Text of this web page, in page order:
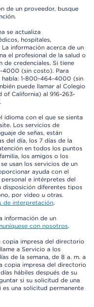
de un proveedor, busque
se actualiza
hospitales,
información acerca de un
el profesional de la salud o
de credenciales. Si tiene
4000 (sin costo). Para
habla: 1-800-464-4000 (sin
puede llamar al Colegio
of California) al 916-263-
idioma con el que se sienta
Los servicios de
de señas, están
del día, los 7 días de la
en todos los puntos
los amigos o los
usan los servicios de un
ayuda con el
e intérpretes del
disposición diferentes tipos
por video u otras.
de interpretación.
información de un
con nosotros.
copia impresa del directorio
a Servicio a los
de la semana, de 8 a. m. a
copia impresa del directorio
hábiles después de su
si su solicitud de una
una solicitud permanente